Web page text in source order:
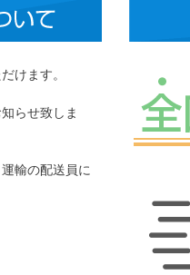
けます。
らせ致しま
輸の配送員に